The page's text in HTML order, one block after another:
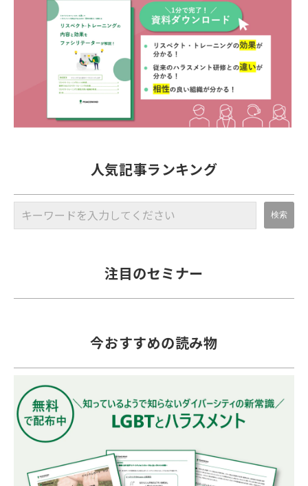
人気記事ランキング
注目のセミナー
今おすすめの読み物